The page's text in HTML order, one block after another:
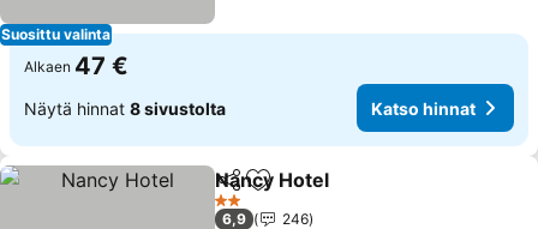
Suosittu valinta
Alkaen 47 €
Näytä hinnat 8 sivustolta Katso hinnat
Jaa Lisää suosikkeihin
Nancy Hotel
2 Tähtiluokitus
6,9
246